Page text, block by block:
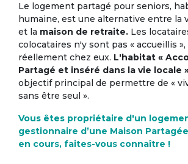
Le logement partagé pour seniors,
humaine, est une alternative entre la
et la maison de retraite. Les
colocataires n'y sont pas « accueillis
réellement chez eux. L'habitat «
Partagé et inséré dans la vie locale
objectif principal de permettre de «
sans être seul ».
Vous êtes propriétaire d'un
gestionnaire d’une Maison
en cours, faites-vous connaître !